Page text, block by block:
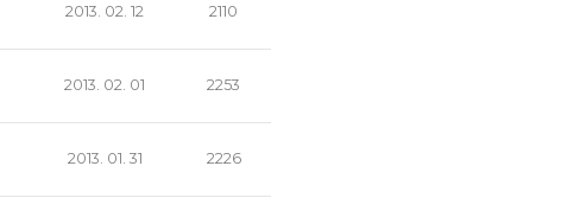
2013. 02. 12 2110
2013. 02. 01 2253
2013. 01. 31 2226